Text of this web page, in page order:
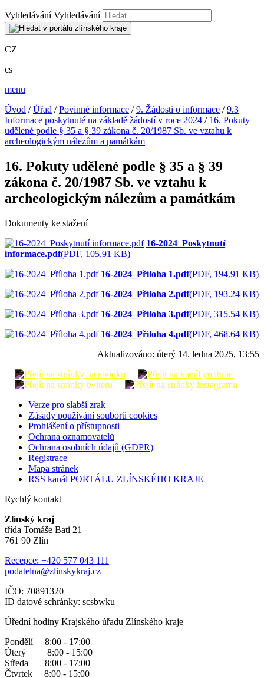
Vyhledávání Vyhledávání
CZ
cs
menu
Úvod /Úřad /Povinné informace /9. Žádosti o informace /9.3
Informace poskytnuté na základě žádostí v roce 2024 / 16. Pokuty
udělené podle § 35 a § 39 zákona č. 20/1987 Sb. ve vztahu k
archeologickým nálezům a památkám
16. Pokuty udělené podle § 35 a § 39
zákona č. 20/1987 Sb. ve vztahu k
archeologickým nálezům a památkám
Dokumenty ke stažení
16-2024_Poskytnutí
informace.pdf(PDF, 105.91 KB)
16-2024_Příloha 1.pdf(PDF, 194.91 KB)
16-2024_Příloha 2.pdf(PDF, 193.24 KB)
16-2024_Příloha 3.pdf(PDF, 315.54 KB)
16-2024_Příloha 4.pdf(PDF, 468.64 KB)
Aktualizováno: úterý 14. ledna 2025, 13:55
Verze pro slabší zrak
Zásady používání souborů cookies
Prohlášení o přístupnosti
Ochrana oznamovatelů
Ochrana osobních údajů (GDPR)
Registrace
Mapa stránek
RSS kanál PORTÁLU ZLÍNSKÉHO KRAJE
Rychlý kontakt
Zlínský kraj
třída Tomáše Bati 21
761 90 Zlín
Recepce: +420 577 043 111
podatelna@zlinskykraj.cz
IČO: 70891320
ID datové schránky: scsbwku
Úřední hodiny Krajského úřadu Zlínského kraje
Pondělí 8:00 - 17:00
Úterý 8:00 - 15:00
Středa 8:00 - 17:00
Čtvrtek 8:00 - 15:00